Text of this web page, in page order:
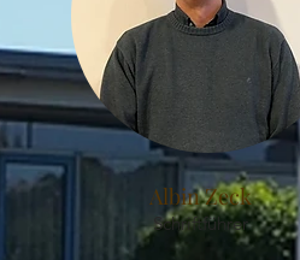
Albin Zeck
Schriftführer